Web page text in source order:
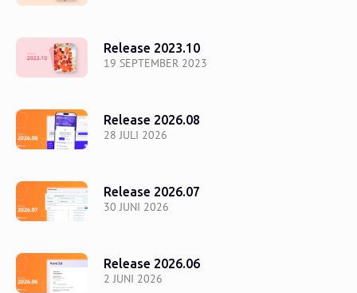
19 SEPTEMBER 2023
Release 2023.10
28 JULI 2026
Release 2026.08
30 JUNI 2026
Release 2026.07
2 JUNI 2026
Release 2026.06